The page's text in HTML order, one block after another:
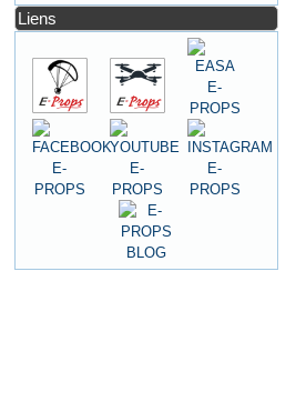
Liens